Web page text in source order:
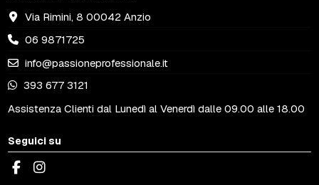
Via Rimini, 8 00042 Anzio
06 9871725
info@passioneprofessionale.it
393 677 3121
Assistenza Clienti dal Lunedì al Venerdì dalle 09.00 alle 18.00
Seguici su